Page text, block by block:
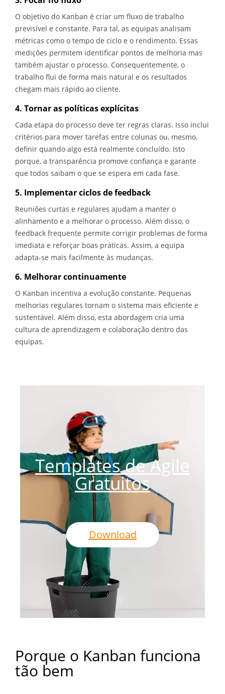
O objetivo do Kanban é criar um fluxo de trabalho
previsível e constante. Para tal, as equipas analisam
métricas como o tempo de ciclo e o rendimento. Essas
medições permitem identificar pontos de melhoria mas
também ajustar o processo. Consequentemente, o
trabalho flui de forma mais natural e os resultados
chegam mais rápido ao cliente.
4. Tornar as políticas explícitas
Cada etapa do processo deve ter regras claras. Isso inclui
critérios para mover tarefas entre colunas ou, mesmo,
definir quando algo está realmente concluído. Isto
porque, a transparência promove confiança e garante
que todos saibam o que se espera em cada fase.
5. Implementar ciclos de feedback
Reuniões curtas e regulares ajudam a manter o
alinhamento e a melhorar o processo. Além disso, o
feedback frequente permite corrigir problemas de forma
imediata e reforçar boas práticas. Assim, a equipa
adapta-se mais facilmente às mudanças.
6. Melhorar continuamente
O Kanban incentiva a evolução constante. Pequenas
melhorias regulares tornam o sistema mais eficiente e
sustentável. Além disso, esta abordagem cria uma
cultura de aprendizagem e colaboração dentro das
equipas.
Templates de Agile
Gratuitos
Download
Porque o Kanban funciona
tão bem